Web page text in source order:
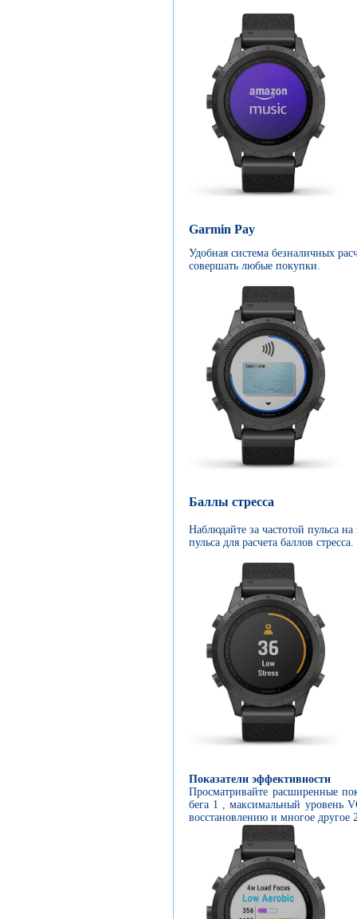
Garmin Pay
Удобная система безналичных
совершать любые покупки.
Баллы стресса
Наблюдайте за частотой пульса на
пульса для расчета баллов стресса.
Показатели эффективности
Просматривайте расширенные
бега 1 , максимальный уровень
восстановлению и многое другое